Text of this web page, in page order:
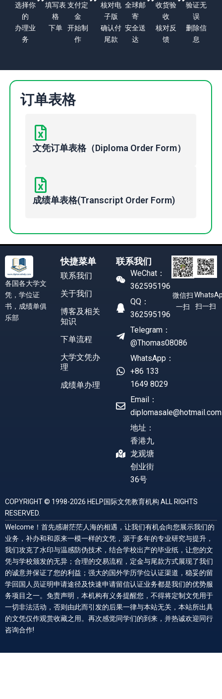
选择你
的
办理业
务
填写表
格
下单
支付定
金
开始制
作
核对电
子版
确认付
尾款
全球邮
寄
安全送
达
收货验
收
核对反
馈
验证无
误
删除信
息
订单表格
文凭订单表格（Diploma Order Form）
成绩单表格(Transcript Order Form)
各国各大学文
凭，学位证
书，成绩单俱
乐部
快捷菜单
联系我们
关于我们
博客及相关
知识
下单流程
大学文凭办
理
成绩单办理
联系我们
WeChat：
362595196
QQ：
362595196
Telegram：
@Thomas08086
WhatsApp：
+86 133
1649 8029
Email：
diplomasale@hotmail.com
地址：
香港九
龙观塘
创业街
36号
微信扫
一扫
扫一扫
COPYRIGHT © 1998-2026 HELP国际文凭教育机构 ALL RIGHTS
RESERVED.
Welcome！首先感谢茫茫人海的相遇，让我们有机会向您展示我们的
业务，补办和和原来一模一样的文凭，源于多年的专业研究与提升，
我们攻克了水印与温感防伪技术，结合学校出产的毕业纸，让您的文
凭与学校颁发的无异；合理的交易流程，定金与尾款方式展现了我们
的诚意并保证了您的利益；强大的国外学历学位认证渠道，稳妥的留
学回国人员证明申请途径及快速申请留信认证业务都是我们的优势服
务项目之一。免责声明，本机构有义务提醒您，不得将定制文凭用于
一切非法活动，否则由此而引发的后果一律与本站无关，本站所出具
的文凭仅作观赏收藏之用。再次感觉同学们的到来，并热诚欢迎同行
咨询合作!